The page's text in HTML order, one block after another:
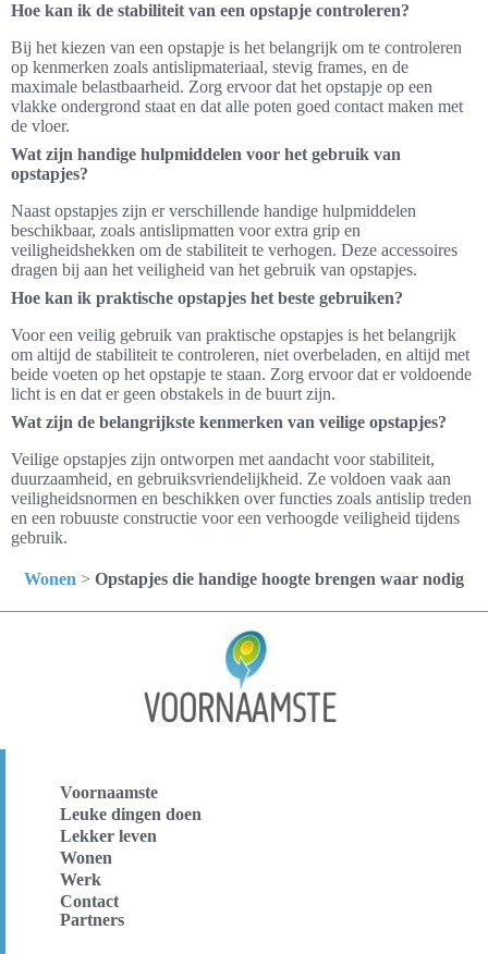
Hoe kan ik de stabiliteit van een opstapje controleren?
Bij het kiezen van een opstapje is het belangrijk om te controleren
op kenmerken zoals antislipmateriaal, stevig frames, en de
maximale belastbaarheid. Zorg ervoor dat het opstapje op een
vlakke ondergrond staat en dat alle poten goed contact maken met
de vloer.
Wat zijn handige hulpmiddelen voor het gebruik van
opstapjes?
Naast opstapjes zijn er verschillende handige hulpmiddelen
beschikbaar, zoals antislipmatten voor extra grip en
veiligheidshekken om de stabiliteit te verhogen. Deze accessoires
dragen bij aan het veiligheid van het gebruik van opstapjes.
Hoe kan ik praktische opstapjes het beste gebruiken?
Voor een veilig gebruik van praktische opstapjes is het belangrijk
om altijd de stabiliteit te controleren, niet overbeladen, en altijd met
beide voeten op het opstapje te staan. Zorg ervoor dat er voldoende
licht is en dat er geen obstakels in de buurt zijn.
Wat zijn de belangrijkste kenmerken van veilige opstapjes?
Veilige opstapjes zijn ontworpen met aandacht voor stabiliteit,
duurzaamheid, en gebruiksvriendelijkheid. Ze voldoen vaak aan
veiligheidsnormen en beschikken over functies zoals antislip treden
en een robuuste constructie voor een verhoogde veiligheid tijdens
gebruik.
Wonen > Opstapjes die handige hoogte brengen waar nodig
Voornaamste
Leuke dingen doen
Lekker leven
Wonen
Werk
Contact
Partners